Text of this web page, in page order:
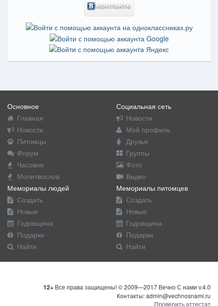
Основное
Главная
Новости
Питомцы
Форум
Часовня
Молитвослов
Социальная сеть
Новости
Мой профиль
Друзья
Группы
Фото
Видео
Мемориалы людей
Создать
Новые
Годовщина
Подарки
Найти
Мемориалы питомцев
Создать
Новые
Годовщина
Подарки
Найти
12+ Все права защищены! © 2009—2017 Вечно С нами v.4.0
Контакты: admin@vechnosnami.ru
Проверить аттестат